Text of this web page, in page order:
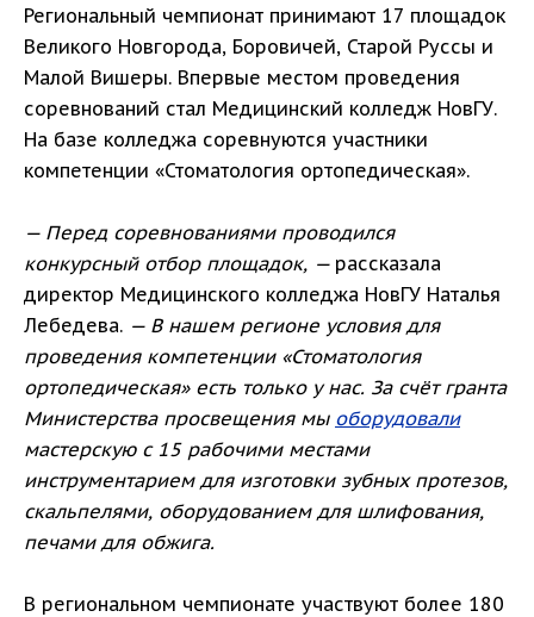
Региональный чемпионат принимают 17 площадок
Великого Новгорода, Боровичей, Старой Руссы и
Малой Вишеры. Впервые местом проведения
соревнований стал Медицинский колледж НовГУ.
На базе колледжа соревнуются участники
компетенции «Стоматология ортопедическая».
— Перед соревнованиями проводился
конкурсный отбор площадок, — рассказала
директор Медицинского колледжа НовГУ Наталья
Лебедева. — В нашем регионе условия для
проведения компетенции «Стоматология
ортопедическая» есть только у нас. За счёт гранта
Министерства просвещения мы оборудовали
мастерскую с 15 рабочими местами
инструментарием для изготовки зубных протезов,
скальпелями, оборудованием для шлифования,
печами для обжига.
В региональном чемпионате участвуют более 180